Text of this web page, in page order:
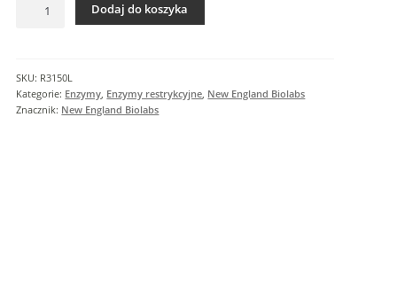
Dodaj do koszyka
SKU: R3150L
Kategorie: Enzymy Enzymy restrykcyjne New England Biolabs
Znacznik: New England Biolabs